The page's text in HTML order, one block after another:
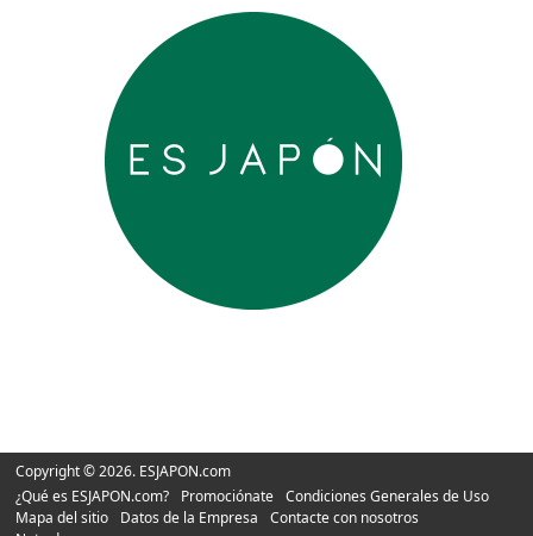
Copyright © 2026. ESJAPON.com
¿Qué es ESJAPON.com?
Promociónate
Condiciones Generales de Uso
Mapa del sitio
Datos de la Empresa
Contacte con nosotros